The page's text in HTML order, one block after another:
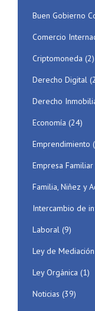
Buen Gobierno
Comercio
Criptomoneda (2)
Derecho Digital
Derecho
Economía (24)
Emprendimiento
Empresa Familiar
Familia, Niñez y
Intercambio de
Laboral (9)
Ley de Mediación
Ley Orgánica (1)
Noticias (39)